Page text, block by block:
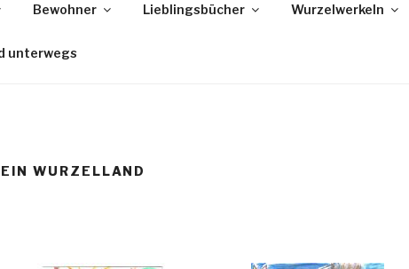
Bewohner Lieblingsbücher Wurzelwerkeln
unterwegs
WURZELLAND